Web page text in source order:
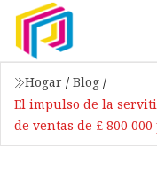
Hogar / Blog /
El impulso de la
de ventas de £ 800